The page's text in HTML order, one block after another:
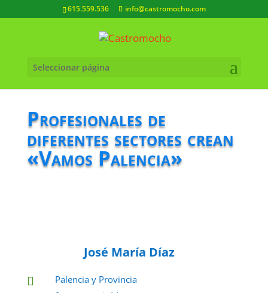
615.559.536 info@castromocho.com
Seleccionar página
Profesionales de
diferentes sectores crean
«Vamos Palencia»
José María Díaz
 Palencia y Provincia